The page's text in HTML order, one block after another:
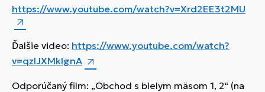
https://www.youtube.com/watch?v=Xrd2EE3t2MU
Ďalšie video: https://www.youtube.com/watch?
v=qzlJXMkIgnA
Odporúčaný film: „Obchod s bielym mäsom 1, 2“ (na